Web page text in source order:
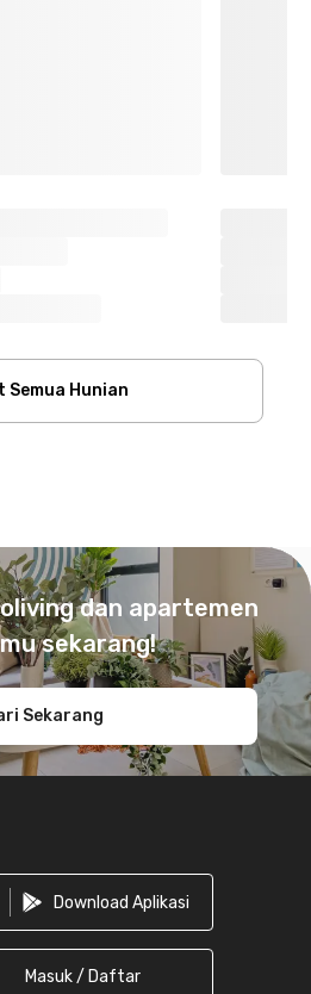
Semua Hunian
dan apartemen
sekarang!
Sekarang
Download Aplikasi
Masuk / Daftar